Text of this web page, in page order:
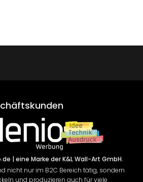
| eine Marke der K&L Wall-Art GmbH.
nicht nur im B2C Bereich tätig, sondern
und produzieren auch für viele